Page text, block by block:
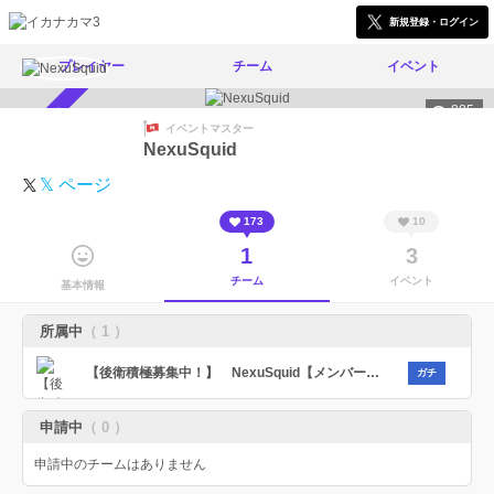
新規登録・ログイン
プレイヤー チーム イベント
885
イベントマスター
NexuSquid
𝕏 ページ
基本情報
173
1
チーム
10
3
イベント
所属中 （ 1 ）
【後衛積極募集中！】 NexuSquid【メンバー大募集中】【１２歳以上から加入可】【ノルマ無】 ガチ
申請中 （ 0 ）
申請中のチームはありません